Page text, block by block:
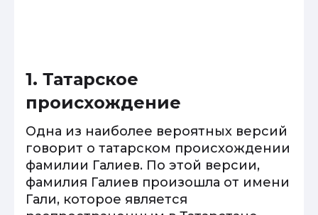
1. Татарское
происхождение
Одна из наиболее вероятных версий
говорит о татарском происхождении
фамилии Галиев. По этой версии,
фамилия Галиев произошла от имени
Гали, которое является